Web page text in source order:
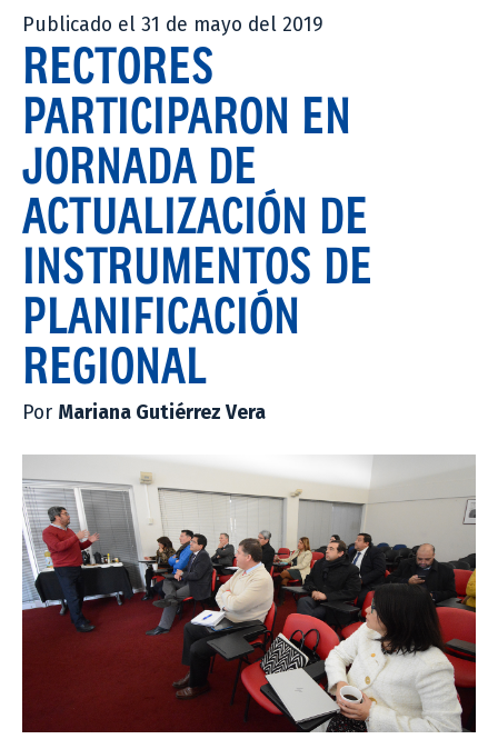
Publicado el 31 de mayo del 2019
RECTORES
PARTICIPARON EN
JORNADA DE
ACTUALIZACIÓN DE
INSTRUMENTOS DE
PLANIFICACIÓN
REGIONAL
Por Mariana Gutiérrez Vera